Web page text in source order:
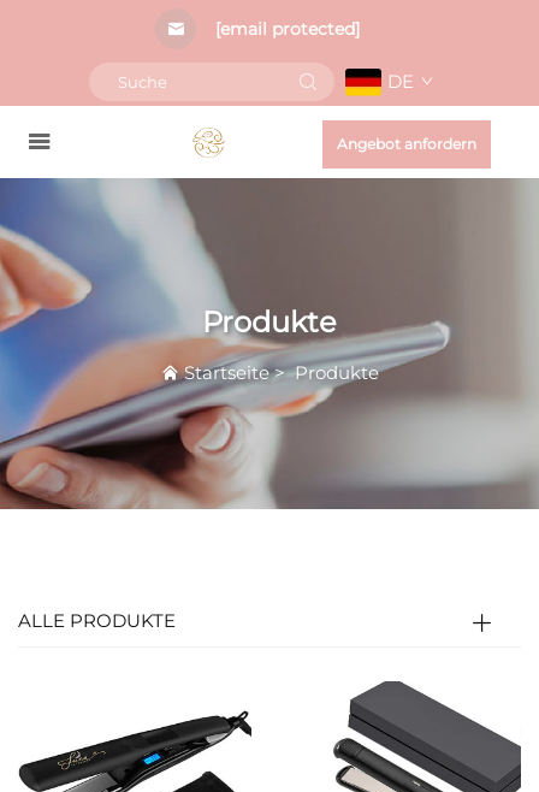
[email protected]
DE
Angebot anfordern
Produkte
Startseite>Produkte
ALLE PRODUKTE